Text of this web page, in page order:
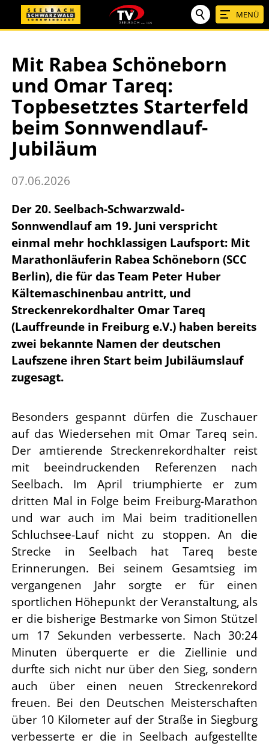
MENÜ
Mit Rabea Schöneborn
und Omar Tareq:
Topbesetztes Starterfeld
beim Sonnwendlauf-
Jubiläum
07.06.2026
Der 20. Seelbach-Schwarzwald-
Sonnwendlauf am 19. Juni verspricht
einmal mehr hochklassigen Laufsport: Mit
Marathonläuferin Rabea Schöneborn (SCC
Berlin), die für das Team Peter Huber
Kältemaschinenbau antritt, und
Streckenrekordhalter Omar Tareq
(Lauffreunde in Freiburg e.V.) haben bereits
zwei bekannte Namen der deutschen
Laufszene ihren Start beim Jubiläumslauf
zugesagt.
Besonders gespannt dürfen die Zuschauer
auf das Wiedersehen mit Omar Tareq sein.
Der amtierende Streckenrekordhalter reist
mit beeindruckenden Referenzen nach
Seelbach. Im April triumphierte er zum
dritten Mal in Folge beim Freiburg-Marathon
und war auch im Mai beim traditionellen
Schluchsee-Lauf nicht zu stoppen. An die
Strecke in Seelbach hat Tareq beste
Erinnerungen. Bei seinem Gesamtsieg im
vergangenen Jahr sorgte er für einen
sportlichen Höhepunkt der Veranstaltung, als
er die bisherige Bestmarke von Simon Stützel
um 17 Sekunden verbesserte. Nach 30:24
Minuten überquerte er die Ziellinie und
durfte sich nicht nur über den Sieg, sondern
auch über einen neuen Streckenrekord
freuen. Bei den Deutschen Meisterschaften
über 10 Kilometer auf der Straße in Siegburg
verbesserte er die in Seelbach aufgestellte